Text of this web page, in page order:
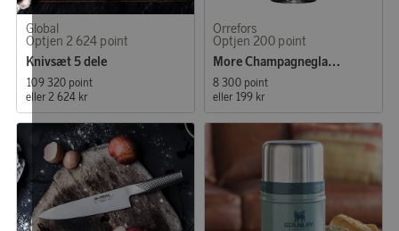
Global
Optjen 2 624 point
Knivsæt 5 dele
109 320 point
eller 2 624 kr
Orrefors
Optjen 200 point
More Champagneglas 4-pak
8 300 point
eller 199 kr